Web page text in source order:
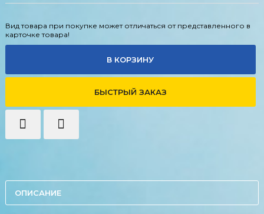
Вид товара при покупке может отличаться от представленного в
карточке товара!
В КОРЗИНУ
БЫСТРЫЙ ЗАКАЗ
ОПИСАНИЕ